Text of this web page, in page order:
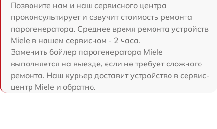
Позвоните нам и наш сервисного центра
проконсультирует и озвучит стоимость ремонта
парогенератора. Среднее время ремонта устройств
Miele в нашем сервисном - 2 часа.
Заменить бойлер парогенератора Miele
выполняется на выезде, если не требует сложного
ремонта. Наш курьер доставит устройство в сервис-
центр Miele и обратно.